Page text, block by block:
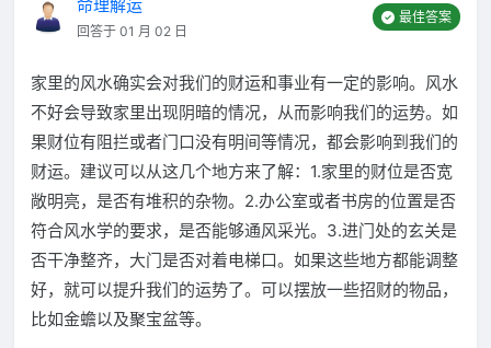
命理解运
回答于 01 月 02 日
最佳答案
家里的风水确实会对我们的财运和事业有一定的影响。风水
不好会导致家里出现阴暗的情况，从而影响我们的运势。如
果财位有阻拦或者门口没有明间等情况，都会影响到我们的
财运。建议可以从这几个地方来了解：1.家里的财位是否宽
敞明亮，是否有堆积的杂物。2.办公室或者书房的位置是否
符合风水学的要求，是否能够通风采光。3.进门处的玄关是
否干净整齐，大门是否对着电梯口。如果这些地方都能调整
好，就可以提升我们的运势了。可以摆放一些招财的物品，
比如金蟾以及聚宝盆等。